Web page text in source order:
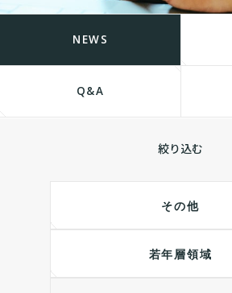
NEWS
Q&A
絞り込む
その他
若年層領域